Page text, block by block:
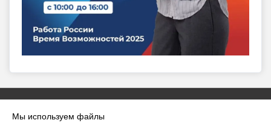
Мы используем файлы